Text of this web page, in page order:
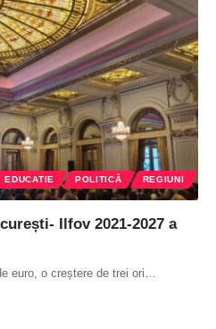
EDUCATIE POLITICĂ
REGIUNI
Ilfov 2021-2027 a
euro, o creștere de trei ori…